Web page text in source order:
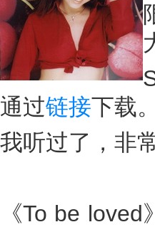
通过链接下载。
我听过了，非
《To be loved》